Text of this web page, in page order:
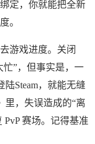
定，你就能把全新
。
游戏进度。关闭
”，但事实是，一
Steam，就能无缝
里，失误造成的“离
赛场。记得基准